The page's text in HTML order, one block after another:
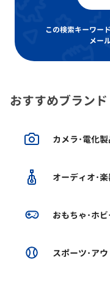
この検索キーワー
メー
おすすめブランド
カメラ･電化
オーディオ･
おもちゃ･ホ
スポーツ･ア